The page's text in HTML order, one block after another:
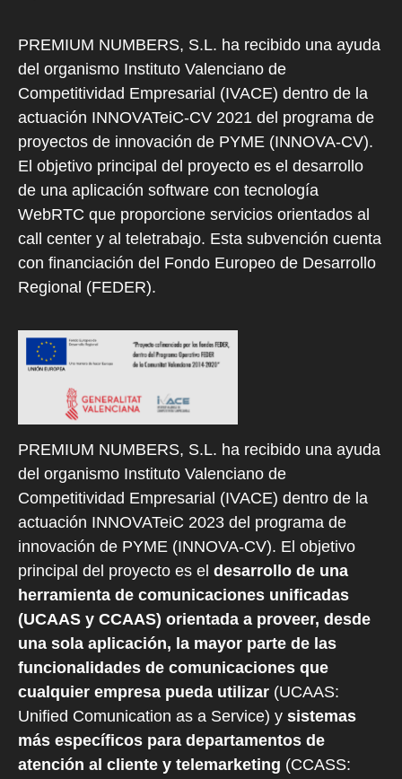
PREMIUM NUMBERS, S.L. ha recibido una ayuda
del organismo Instituto Valenciano de
Competitividad Empresarial (IVACE) dentro de la
actuación INNOVATeiC-CV 2021 del programa de
proyectos de innovación de PYME (INNOVA-CV).
El objetivo principal del proyecto es el desarrollo
de una aplicación software con tecnología
WebRTC que proporcione servicios orientados al
call center y al teletrabajo. Esta subvención cuenta
con financiación del Fondo Europeo de Desarrollo
Regional (FEDER).
PREMIUM NUMBERS, S.L. ha recibido una ayuda
del organismo Instituto Valenciano de
Competitividad Empresarial (IVACE) dentro de la
actuación INNOVATeiC 2023 del programa de
innovación de PYME (INNOVA-CV). El objetivo
principal del proyecto es el desarrollo de una
herramienta de comunicaciones unificadas
(UCAAS y CCAAS) orientada a proveer, desde
una sola aplicación, la mayor parte de las
funcionalidades de comunicaciones que
cualquier empresa pueda utilizar (UCAAS:
Unified Comunication as a Service) y sistemas
más específicos para departamentos de
atención al cliente y telemarketing (CCASS: